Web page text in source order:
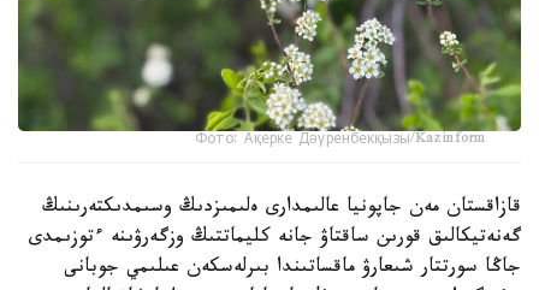
Фото: Ақерке Дәуренбекқызы/Kazinform
قازاقستان مەن جاپونيا عالىمدارى ەلىمىزدىڭ وسىمدىكتەرىنىڭ
گەنەتيكالىق قورىن ساقتاۋ جانە كليماتتىڭ وزگەرۋىنە ءتوزىمدى
جاڭا سورتتار شىعارۋ ماقساتىندا بىرلەسكەن عىلىمي جوبانى